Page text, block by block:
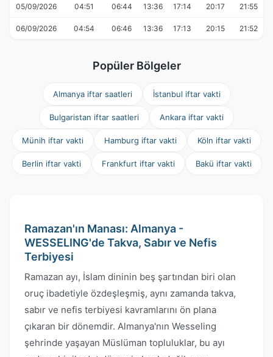
05/09/2026 04:51 06:44 13:36 17:14 20:17 21:55
06/09/2026 04:54 06:46 13:36 17:13 20:15 21:52
Popüler Bölgeler
Almanya iftar saatleri İstanbul iftar vakti
Bulgaristan iftar saatleri Ankara iftar vakti
Münih iftar vakti Hamburg iftar vakti Köln iftar vakti
Berlin iftar vakti Frankfurt iftar vakti Bakü iftar vakti
Ramazan'ın Manası: Almanya -
WESSELING'de Takva, Sabır ve Nefis
Terbiyesi
Ramazan ayı, İslam dininin beş şartından biri olan
oruç ibadetiyle özdeşleşmiş, aynı zamanda takva,
sabır ve nefis terbiyesi kavramlarını ön plana
çıkaran bir dönemdir. Almanya'nın Wesseling
şehrinde yaşayan Müslüman topluluklar, bu ayı